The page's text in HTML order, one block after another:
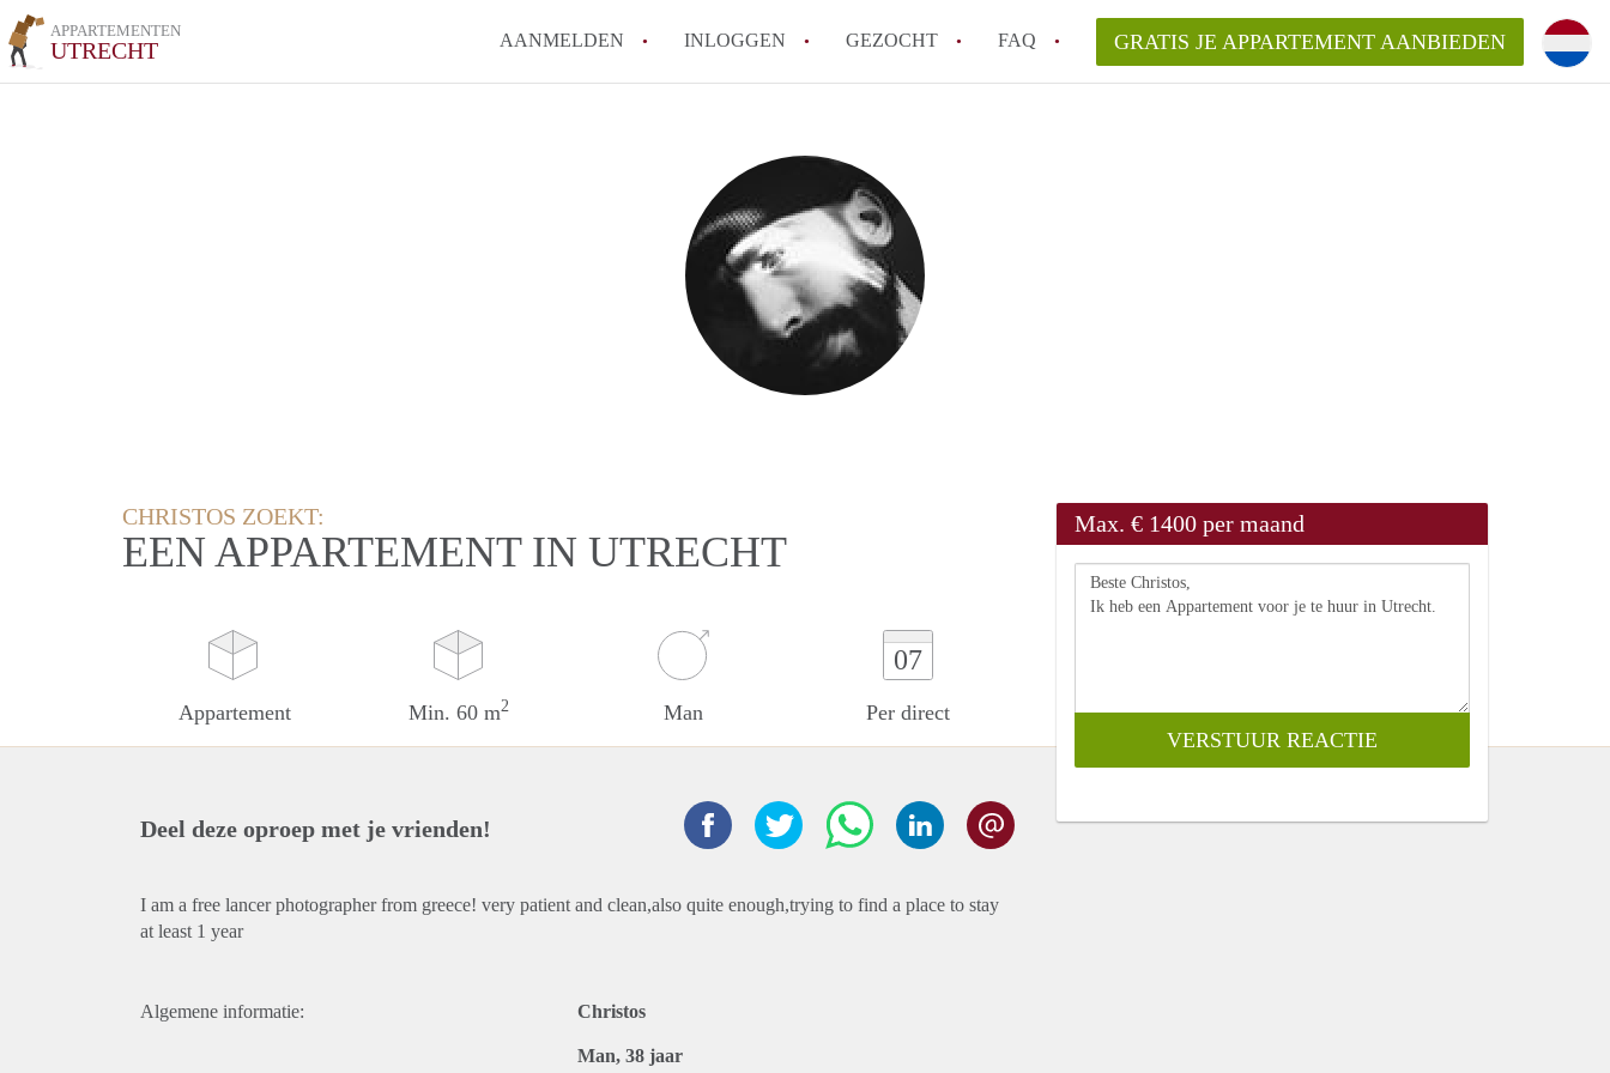
APPARTEMENTEN
UTRECHT AANMELDEN INLOGGEN GEZOCHT FAQ
How to translate AppartementenUtrecht!
Wat is AppartementenUtrecht?
Wat is de privacyverklaring van AppartementenUtrecht ?
Berekent AppartementenUtrecht
makelaarsvergoeding/bemiddelingsvergoeding?
Is AppartementenUtrecht verantwoordelijk voor het aangeboden
Appartement / Appartementen in Utrecht?
Alle veelgestelde vragen
GRATIS JE APPARTEMENT AANBIEDEN
CHRISTOS ZOEKT:
EEN APPARTEMENT IN UTRECHT
Appartement Min. 60 m2 Man
07
Per direct
Max. € 1400 per maand
Deel deze oproep met je vrienden!
I am a free lancer photographer from greece! very patient and clean,also quite enough,trying to find a place to stay
at least 1 year
Algemene informatie: Christos
Man, 38 jaar